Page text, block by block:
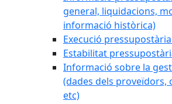
general, liquidacions,
informació històrica)
Execució
Estabilitat
Informació sobre la
(dades dels proveïdors,
etc)